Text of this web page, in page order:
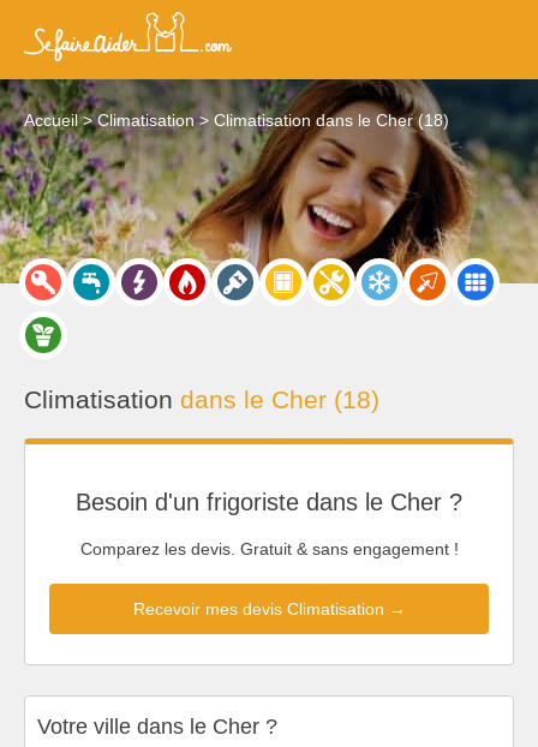
Accueil Climatisation Climatisation dans le Cher (18)
Climatisation dans le Cher (18)
Besoin d'un frigoriste dans le Cher ?
Comparez les devis. Gratuit & sans engagement !
Recevoir mes devis Climatisation →
Votre ville dans le Cher ?